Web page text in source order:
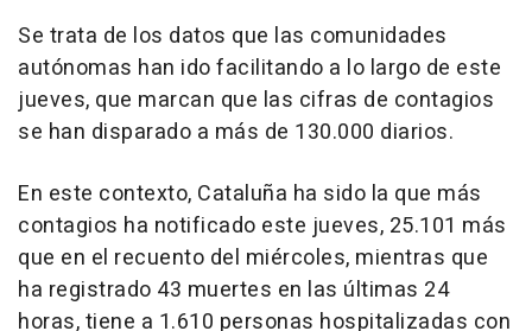
Se trata de los datos que las comunidades
autónomas han ido facilitando a lo largo de este
jueves, que marcan que las cifras de contagios
se han disparado a más de 130.000 diarios.
En este contexto, Cataluña ha sido la que más
contagios ha notificado este jueves, 25.101 más
que en el recuento del miércoles, mientras que
ha registrado 43 muertes en las últimas 24
horas, tiene a 1.610 personas hospitalizadas con